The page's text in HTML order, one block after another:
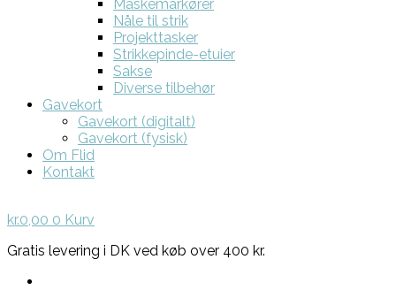
Maskemarkører
Nåle til strik
Projekttasker
Strikkepinde-etuier
Sakse
Diverse tilbehør
Gavekort
Gavekort (digitalt)
Gavekort (fysisk)
Om Flid
Kontakt
kr.0,00 0 Kurv
Gratis levering i DK ved køb over 400 kr.